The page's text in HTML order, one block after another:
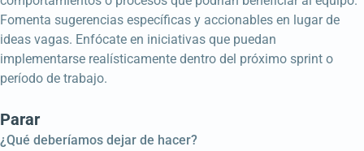
Fomenta sugerencias específicas y accionables en lugar de
ideas vagas. Enfócate en iniciativas que puedan
implementarse realísticamente dentro del próximo sprint o
período de trabajo.
Parar
¿Qué deberíamos dejar de hacer?